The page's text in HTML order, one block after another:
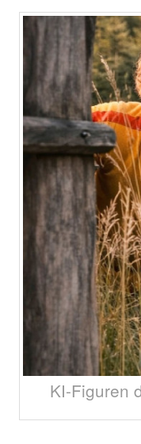
KI-Figuren